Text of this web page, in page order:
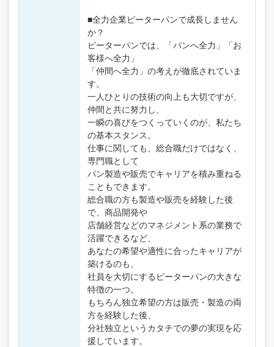
■全力企業ピーターパンで成長しません
か？
ピーターパンでは、「パンへ全力」「お
客様へ全力」
「仲間へ全力」の考えが徹底されていま
す。
一人ひとりの技術の向上も大切ですが、
仲間と共に努力し、
一瞬の喜びをつくっていくのが、私たち
の基本スタンス。
仕事に関しても、総合職だけではなく、
専門職として
パン製造や販売でキャリアを積み重ねる
こともできます。
総合職の方も製造や販売を経験した後
で、商品開発や
店舗経営などのマネジメント系の業務で
活躍できるなど、
あなたの希望や適性に合ったキャリアが
築けるのも、
社員を大切にするピーターパンの大きな
特徴の一つ。
もちろん独立希望の方は販売・製造の両
方を経験した後、
分社独立というカタチでの夢の実現を応
援しています。